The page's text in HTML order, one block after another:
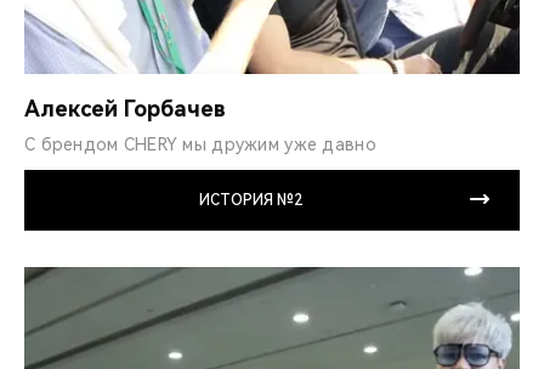
Алексей Горбачев
С брендом CHERY мы дружим уже давно
ИСТОРИЯ №2